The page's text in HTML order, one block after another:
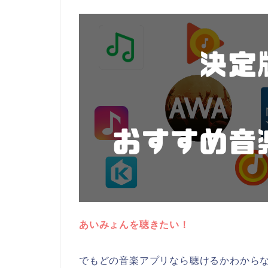
あいみょんを聴きたい！
でもどの音楽アプリなら聴けるかわから